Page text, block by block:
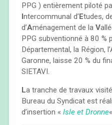
PPG ) entièrement piloté
Intercommunal d’Etudes,
d’Aménagement de la V
PPG subventionné à 80 %
Départemental, la Région,
Garonne, laisse 20 % du
SIETAVI.
La tranche de travaux
Bureau du Syndicat est
d’insertion « Isle et Dronne